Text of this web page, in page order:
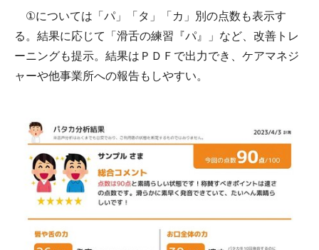
①については「パ」「タ」「カ」別の点数も表示す
る。結果に応じて「滑舌の練習『パ』」など、改善トレ
ーニングも提示。結果はＰＤＦで出力でき、ケアマネジ
ャーや他事業所への報告もしやすい。